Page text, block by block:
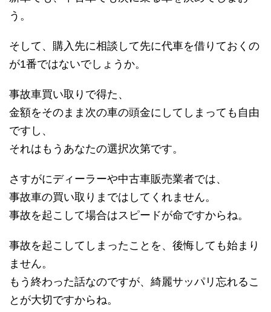
う。
そして、購入先に相談して先に代車を借りておくの
が1番ではないでしょうか。
事故車買い取りで得た、
金額をそのまま次の車の頭金にしてしまっても自由
ですし、
それはもうあなたの選択次第です。
さすがにディーラーや中古車販売業者では、
事故車の買い取りまではしてくれません。
事故を起こして場合はスピードが命ですからね。
事故を起こしてしまったことを、後悔しても始まり
ません。
もう終わった話なのですが、綺麗サッパリ忘れるこ
とが大切ですからね。